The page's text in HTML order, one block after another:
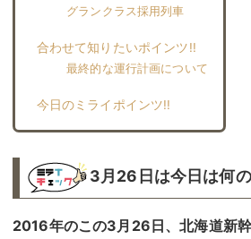
グランクラス採用列車
合わせて知りたいポインツ!!︎
最終的な運行計画について
今日のミライポインツ!!︎
3月26日は今日は何
2016年のこの3月26日、北海道新